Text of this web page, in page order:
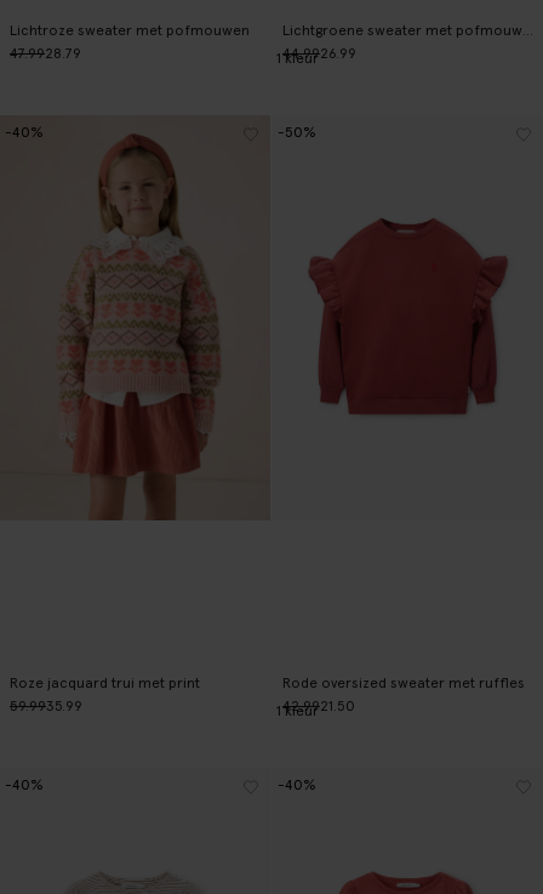
Lichtroze sweater met pofmouwen
47.9928.79
44.9926.99
1kleur
Roze jacquard trui met print
59.9935.99
-40%
Rode oversized sweater met ruffles
42.9921.50
-50%
1kleur
-40% -40%